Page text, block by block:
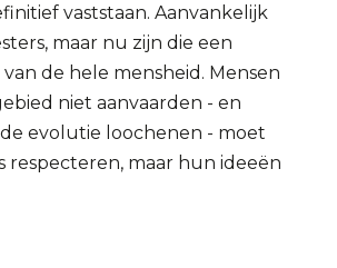
vaststaan. Aanvankelijk
maar nu zijn die een
de hele mensheid. Mensen
niet aanvaarden - en
evolutie loochenen - moet
respecteren, maar hun ideeën